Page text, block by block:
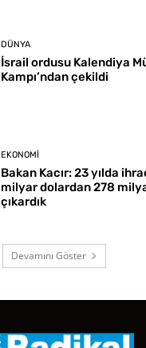
DÜNYA
İsrail ordusu Kalendiya
Kampı’ndan çekildi
EKONOMI
Bakan Kacır: 23 yılda
milyar dolardan 278
çıkardık
Devamını Göster